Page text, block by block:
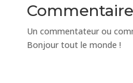
Un commentateur ou
Bonjour tout le monde !